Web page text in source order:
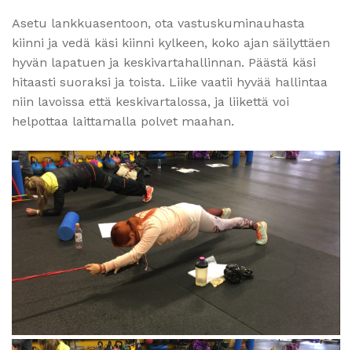
Asetu lankkuasentoon, ota vastuskuminauhasta
kiinni ja vedä käsi kiinni kylkeen, koko ajan säilyttäen
hyvän lapatuen ja keskivartahallinnan. Päästä käsi
hitaasti suoraksi ja toista. Liike vaatii hyvää hallintaa
niin lavoissa että keskivartalossa, ja liikettä voi
helpottaa laittamalla polvet maahan.